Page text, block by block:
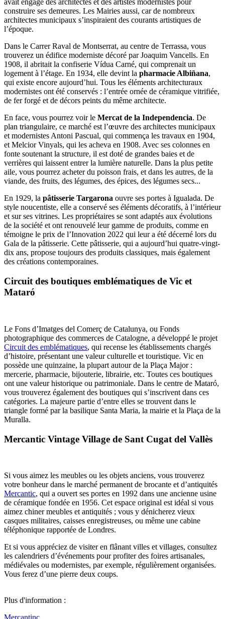
avait engagé des architectes et des artistes modernistes pour
construire ses demeures. Les Mairies aussi, car de nombreux
architectes municipaux s’inspiraient des courants artistiques de
l’époque.
Dans le Carrer Raval de Montserrat, au centre de Terrassa, vous
trouverez un édifice moderniste décoré par Joaquim Vancells. En
1908, il abritait la confiserie Vídua Carné, qui comprenait un
logement à l’étage. En 1934, elle devint la pharmacie Albiñana,
qui existe encore aujourd’hui. Tous les éléments architecturaux
modernistes ont été conservés : l’entrée ornée de céramique vitrifiée,
de fer forgé et de décors peints du même architecte.
En face, vous pourrez voir le Mercat de la Independencia. De
plan triangulaire, ce marché est l’œuvre des architectes municipaux
et modernistes Antoni Pascual, qui commença les travaux en 1904,
et Melcior Vinyals, qui les acheva en 1908. Avec ses colonnes en
fonte soutenant la structure, il est doté de grandes baies et de
verrières qui laissent entrer la lumière naturelle. Dans la plus petite
aile, vous pourrez acheter du poisson frais, et dans les autres, de la
viande, des fruits, des légumes, des épices, des légumes secs...
En 1929, la pâtisserie Targarona ouvre ses portes à Igualada. De
style noucentiste, elle a conservé ses éléments décoratifs, à l’intérieur
et sur ses vitrines. Les propriétaires se sont adaptés aux évolutions
de la société et ont renouvelé leur gamme de produits, comme en
témoigne le prix de l’Innovation 2022 qui leur a été décerné lors du
Gala de la pâtisserie. Cette pâtisserie, qui a aujourd’hui quatre-vingt-
dix ans, propose toujours des produits classiques, mais également
des créations contemporaines.
Circuit des boutiques emblématiques de Vic et
Mataró
Le Fons d’Imatges del Comerç de Catalunya, ou Fonds
photographique des commerces de Catalogne, a développé le projet
Circuit des emblématiques, qui recense les établissements chargés
d’histoire, présentant une valeur culturelle et touristique. Vic en
possède une quinzaine, la plupart autour de la Plaça Major :
mercerie, pharmacie, bijouterie, librairie, etc. Toutes ces boutiques
ont une valeur historique ou patrimoniale. Dans le centre de Mataró,
vous trouverez également des boutiques qui s’inscrivent dans ces
catégories. La majeure partie d’entre elles se trouvent dans le
triangle formé par la basilique Santa Maria, la mairie et la Plaça de la
Muralla.
Mercantic Vintage Village de Sant Cugat del Vallès
Si vous aimez les meubles ou les objets anciens, vous trouverez
votre bonheur dans le marché permanent de brocante et d’antiquités
Mercantic, qui a ouvert ses portes en 1992 dans une ancienne usine
de céramique fondée en 1956. Cet espace original est idéal si vous
aimez chiner meubles et antiquités ; vous y dénicherez vieux
casques militaires, caisses enregistreuses, ou même une cabine
téléphonique rapportée de Londres.
Et si vous appréciez de visiter en flânant villes et villages, consultez
les calendriers d’événements pour profiter des foires artisanales,
médiévales ou modernistes, par exemple, régulièrement organisées.
Vous ferez d’une pierre deux coups.​​​​​​​
Plus d'information :